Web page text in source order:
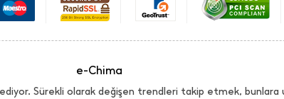
e-Chima
Sürekli olarak değişen trendleri takip etmek, bunlara